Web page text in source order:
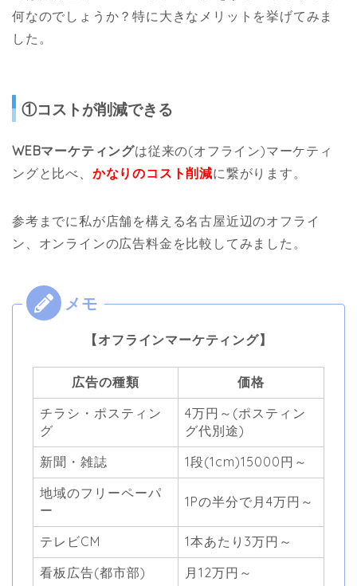
何なのでしょうか？特に大きなメリットを挙げてみま
した。
①コストが削減できる
WEBマーケティングは従来の(オフライン)マーケティ
ングと比べ、 かなりのコスト削減に繋がります。
参考までに私が店舗を構える名古屋近辺のオフライ
ン、オンラインの広告料金を比較してみました。
【オフラインマーケティング】
広告の種類
価格
チラシ・ポスティン
グ
4万円～(ポスティン
グ代別途)
新聞・雑誌
1段(1cm)15000円～
地域のフリーペーパ
ー
1Pの半分で月4万円～
テレビCM
1本あたり3万円～
看板広告(都市部)
月12万円～